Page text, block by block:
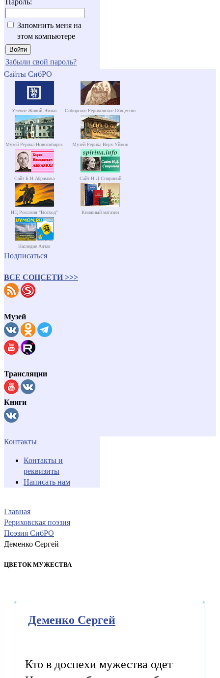
Запомнить меня на
этом компьютере
Забыли свой пароль?
Сайты СибРО
Учение Живой Этики Сибирское Рериховское Общество
Музей Рериха Новосибирск Музей Рериха Верх-Уймон
Сайт Б.Н.Абрамова Сайт Н.Д.Спириной
ИЦ Россазия "Восход" Книжный магазин
Наследие Алтая
Подписаться
ВСЕ СОЦСЕТИ >>>
Музей
Трансляции
Книги
Контакты
Контакты и
реквизиты
Написать нам
Главная
Рериховская поэзия
Поэзия СибРО
Деменко Сергей
ЦВЕТОК МУЖЕСТВА
Деменко Сергей
Кто в доспехи мужества одет